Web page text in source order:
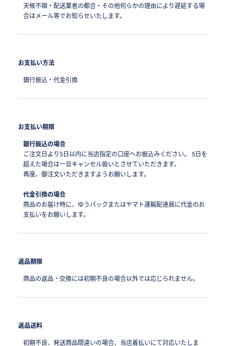
天候不順・配送業者の都合・その他何らかの理由により遅延する場
合はメール等でお知らせいたします。
お支払い方法
銀行振込・代金引換
お支払い期限
銀行振込の場合
ご注文日より5日以内に当店指定の口座へお振込みください。
5日を
超えた場合は一旦キャンセル扱いとさせていただきます。
再度、御注文いただきますようお願いします。
代金引換の場合
商品のお届け時に、ゆうパックまたはヤマト運輸配達員に代金のお
支払いをお願いします。
返品期限
商品の返品・交換には初期不良の場合以外では応じられません。
返品送料
初期不良、発送商品間違いの場合、当店着払いにて対応いたしま